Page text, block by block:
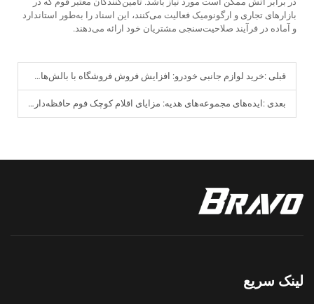
بازارهای تجاری و ارگونومیک فعالیت می‌کنند، این اسناد را به‌طور استاندارد
و آماده در فرآیند صلاحیت‌سنجی مشتریان خود ارائه می‌دهند.
قبلی :خرید لوازم جانبی خودرو: افزایش فروش فروشگاه با بالش‌های خودرویی از جنس فوم حافظ‌حافظه
بعدی : ایده‌های مجموعه‌های هدیه: مزایای اقلام کوچک فوم حافظه‌دار به‌صورت بسته‌بندی‌شده
لینک سریع